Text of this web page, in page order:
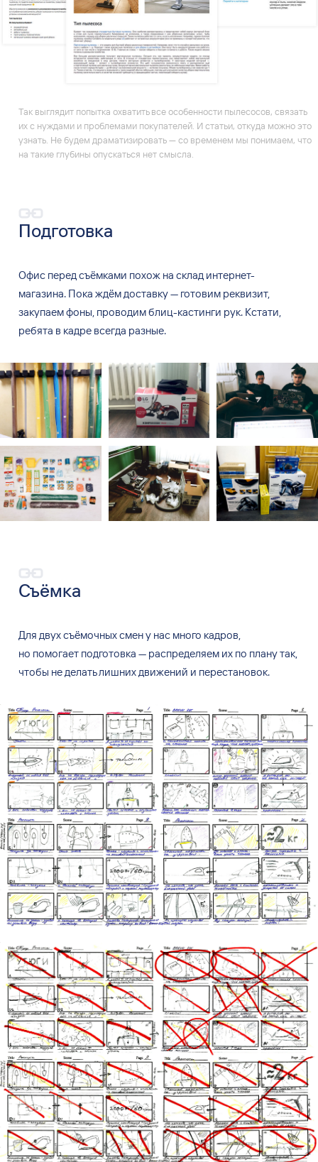
Так выглядит попытка охватить все особенности пылесосов, связать
их с нуждами и проблемами покупателей. И статьи, откуда можно это
узнать. Не будем драматизировать — со временем мы понимаем, что
на такие глубины опускаться нет смысла.
Подготовка
Офис перед съёмками похож на склад интернет-
магазина. Пока ждём доставку—готовим реквизит,
закупаем фоны, проводим блиц-кастинги рук. Кстати,
ребята в кадре всегда разные.
Съёмка
Для двух съёмочных смен у нас много кадров,
но помогает подготовка —распределяем их по плану так,
чтобы не делать лишних движений и перестановок.